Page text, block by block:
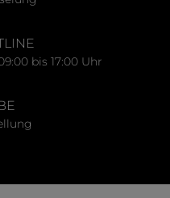
bis 17:00 Uhr